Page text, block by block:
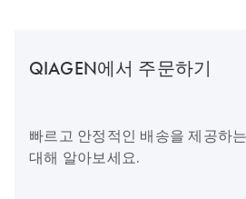
QIAGEN에서 주문하기
빠르고 안정적인 배송을 제공하
대해 알아보세요.